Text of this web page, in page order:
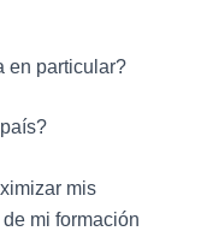
en particular?
mis
mi formación